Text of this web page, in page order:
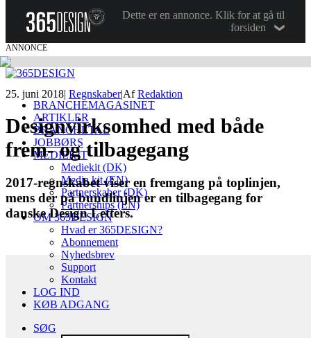
Dette er en annonce. Klik for at gå til
forsiden
ANNONCE
BRANCHEMAGASINET
ARTIKLER
BRANCHETAL
JOBBØRS
MEDIEKIT
Mediekit (DK)
Media kit (EN)
Partnerskaber (DK)
Partnerships (EN)
OM 365DESIGN
Hvad er 365DESIGN?
Abonnement
Nyhedsbrev
Support
Kontakt
LOG IND
KØB ADGANG
SØG
25. juni 2018| Regnskaber|AfRedaktion
Designvirksomhed med både
frem- og tilbagegang
2017-regnskabet viser en fremgang på toplinjen,
mens der på bundlinjen er en tilbagegang for
danske Design Letters.